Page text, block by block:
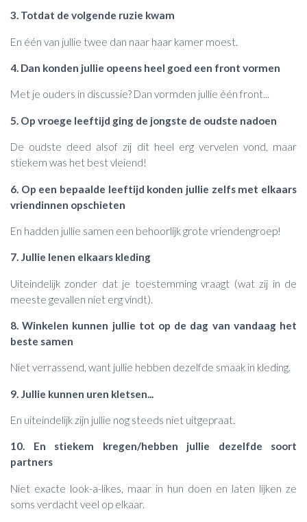
3. Totdat de volgende ruzie kwam
En één van jullie twee dan naar haar kamer moest.
4. Dan konden jullie opeens heel goed een front vormen
Met je ouders in discussie? Dan vormden jullie één front...
5. Op vroege leeftijd ging de jongste de oudste nadoen
De oudste deed alsof zij dit heel erg vervelen vond, maar
stiekem was het best vleiend!
6. Op een bepaalde leeftijd konden jullie zelfs met elkaars
vriendinnen opschieten
En hadden jullie samen een behoorlijk grote vriendengroep!
7. Jullie lenen elkaars kleding
Uiteindelijk zonder dat je toestemming vraagt (wat zij in de
meeste gevallen niet erg vindt).
8. Winkelen kunnen jullie tot op de dag van vandaag het
beste samen
Niet verrassend, want jullie hebben dezelfde smaak in kleding.
9. Jullie kunnen uren kletsen...
En uiteindelijk zijn jullie nog steeds niet uitgepraat.
10. En stiekem kregen/hebben jullie dezelfde soort
partners
Niet exacte look-a-likes, maar in hun doen en laten lijken ze
soms verdacht veel op elkaar.